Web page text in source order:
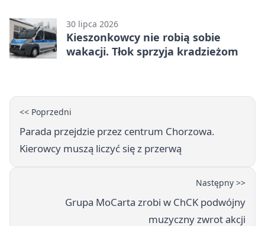
30 lipca 2026
Kieszonkowcy nie robią sobie
wakacji. Tłok sprzyja kradzieżom
<< Poprzedni
Parada przejdzie przez centrum Chorzowa.
Kierowcy muszą liczyć się z przerwą
Następny >>
Grupa MoCarta zrobi w ChCK podwójny
muzyczny zwrot akcji